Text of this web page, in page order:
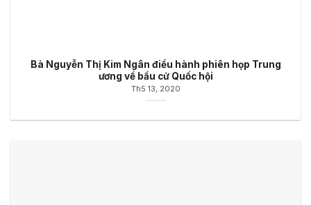
Bà Nguyễn Thị Kim Ngân điều hành phiên họp Trung
ương về bầu cử Quốc hội
Th5 13, 2020